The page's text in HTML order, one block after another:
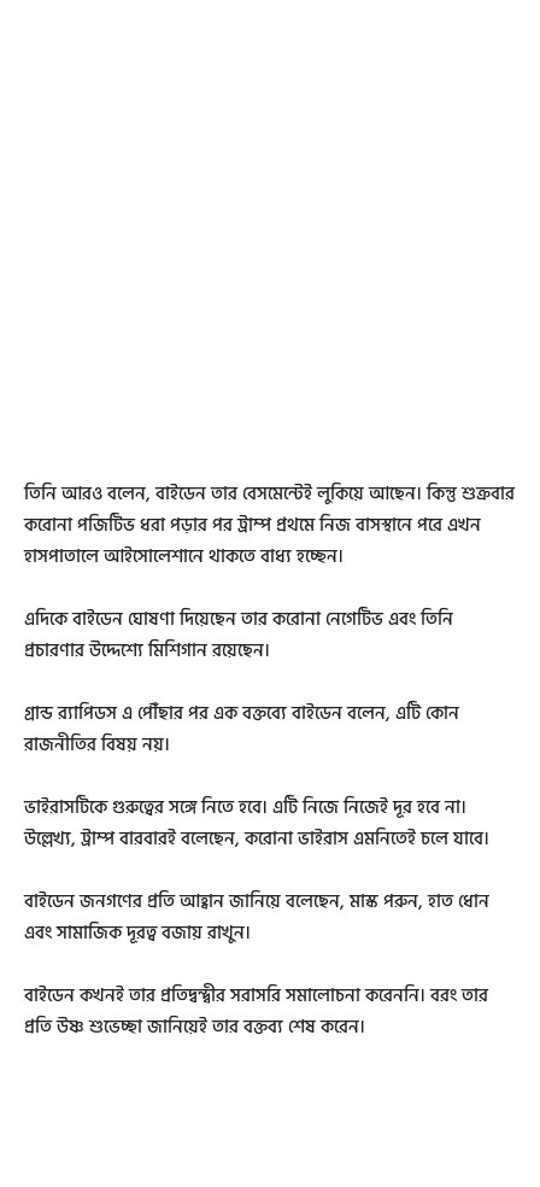
তিনি আরও বলেন, বাইডেন তার বেসমেন্টেই লুকিয়ে আছেন। কিন্তু শুক্রবার
করোনা পজিটিভ ধরা পড়ার পর ট্রাম্প প্রথমে নিজ বাসস্থানে পরে এখন
হাসপাতালে আইসোলেশানে থাকতে বাধ্য হচ্ছেন।
এদিকে বাইডেন ঘোষণা দিয়েছেন তার করোনা নেগেটিভ এবং তিনি
প্রচারণার উদ্দেশ্যে মিশিগান রয়েছেন।
গ্রান্ড র‌্যাপিডস এ পৌঁছার পর এক বক্তব্যে বাইডেন বলেন, এটি কোন
রাজনীতির বিষয় নয়।
ভাইরাসটিকে গুরুত্বের সঙ্গে নিতে হবে। এটি নিজে নিজেই দূর হবে না।
উল্লেখ্য, ট্রাম্প বারবারই বলেছেন, করোনা ভাইরাস এমনিতেই চলে যাবে।
বাইডেন জনগণের প্রতি আহ্বান জানিয়ে বলেছেন, মাস্ক পরুন, হাত ধোন
এবং সামাজিক দূরত্ব বজায় রাখুন।
বাইডেন কখনই তার প্রতিদ্বন্দ্বীর সরাসরি সমালোচনা করেননি। বরং তার
প্রতি উষ্ণ শুভেচ্ছা জানিয়েই তার বক্তব্য শেষ করেন।